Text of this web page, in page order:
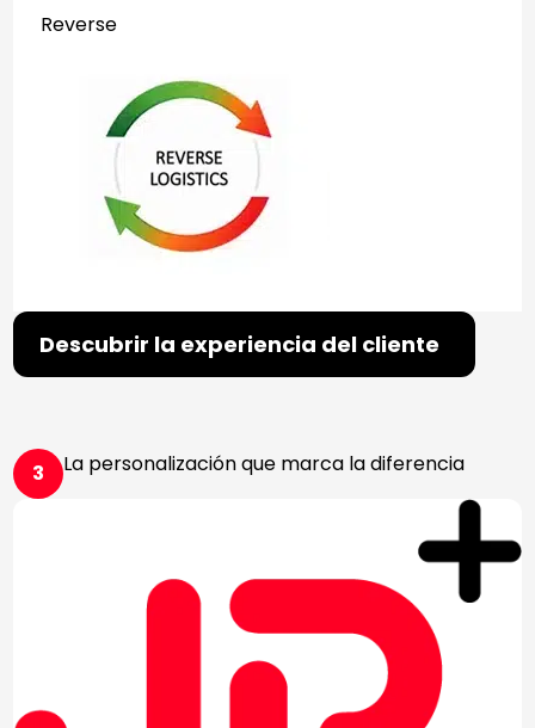
Reverse
Descubrir la experiencia del cliente
3 La personalización que marca la diferencia